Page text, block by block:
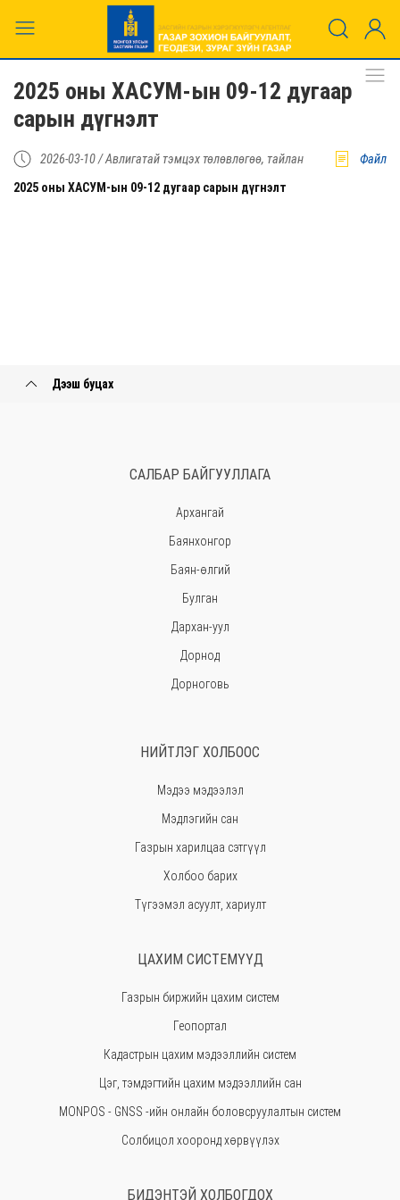
2025 оны ХАСУМ-ын 09-12 дугаар
сарын дүгнэлт
2026-03-10 /Авлигатай тэмцэх төлөвлөгөө, тайлан Файл
2025 оны ХАСУМ-ын 09-12 дугаар сарын дүгнэлт
Дээш буцах
САЛБАР БАЙГУУЛЛАГА
Архангай
Баянхонгор
Баян-өлгий
Булган
Дархан-уул
Дорнод
Дорноговь
Хэнтий
Ховд
Хөвсгөл
Орхон
Сэлэнгэ
Өмнөговь
Увс
Өвөрхангай
Завхан
НИЙТЛЭГ ХОЛБООС
Мэдээ мэдээлэл
Мэдлэгийн сан
Газрын харилцаа сэтгүүл
Холбоо барих
Түгээмэл асуулт, хариулт
ЦАХИМ СИСТЕМҮҮД
Газрын биржийн цахим систем
Геопортал
Кадастрын цахим мэдээллийн систем
Цэг, тэмдэгтийн цахим мэдээллийн сан
MONPOS - GNSS -ийн онлайн боловсруулалтын систем
Солбицол хооронд хөрвүүлэх
БИДЭНТЭЙ ХОЛБОГДОХ